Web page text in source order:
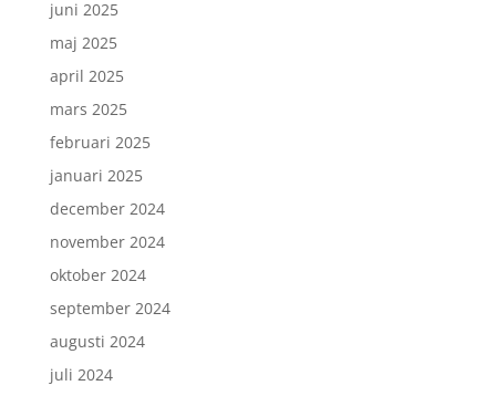
juni 2025
maj 2025
april 2025
mars 2025
februari 2025
januari 2025
december 2024
november 2024
oktober 2024
september 2024
augusti 2024
juli 2024